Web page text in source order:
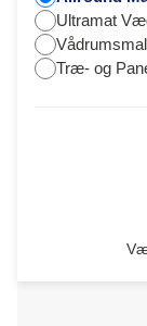
Ultramat
Træ- og